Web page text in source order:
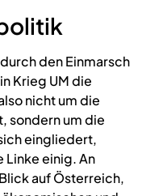
den Einmarsch
Krieg UM die
nicht um die
sondern um die
eingliedert,
Linke einig. An
auf Österreich,